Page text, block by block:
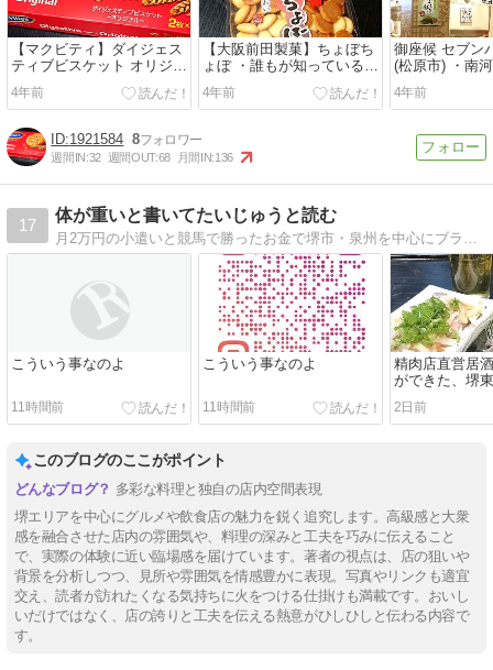
【マクビティ】ダイジェス
ティブビスケット オリジナ
ル ・英国発の老舗ビスケッ
トブランドの逸品
4年前
【大阪前田製菓】ちょぼち
ょぼ ・誰もが知っている？
「昔ながらの焼菓子」
4年前
御座候 セブン
(松原市) ・南
有名「回転焼
4年前
1921584 8
週間IN:32 週間OUT:68 月間IN:136
17
体が重いと書いてたいじゅうと読む
月2万円の小遣いと競馬で勝ったお金で堺市・泉州を中心にブラブラしています。食をメインに堺のあまり紹介されない魅力を発信していきます。
こういう事なのよ
11時間前
こういう事なのよ
11時間前
精肉店直営居
ができた、堺
チャー(堺市堺
2日前
このブログのここがポイント
多彩な料理と独自の店内空間表現
堺エリアを中心にグルメや飲食店の魅力を鋭く追究します。高級感と大衆
感を融合させた店内の雰囲気や、料理の深みと工夫を巧みに伝えること
で、実際の体験に近い臨場感を届けています。著者の視点は、店の狙いや
背景を分析しつつ、見所や雰囲気を情感豊かに表現。写真やリンクも適宜
交え、読者が訪れたくなる気持ちに火をつける仕掛けも満載です。おいし
いだけではなく、店の誇りと工夫を伝える熱意がひしひしと伝わる内容で
す。